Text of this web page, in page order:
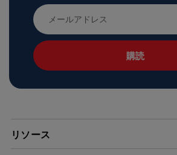
メ
ー
ル
ア
ド
リソース